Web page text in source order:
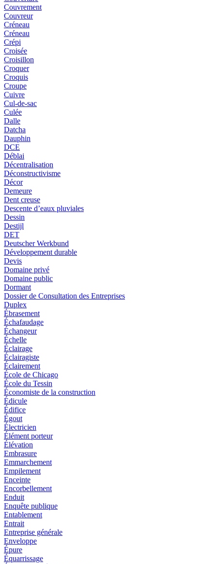
Couvrement
Couvreur
Créneau
Créneau
Crépi
Croisée
Croisillon
Croquer
Croquis
Croupe
Cuivre
Cul-de-sac
Culée
Dalle
Datcha
Dauphin
DCE
Déblai
Décentralisation
Déconstructivisme
Décor
Demeure
Dent creuse
Descente d’eaux pluviales
Dessin
Destijl
DET
Deutscher Werkbund
Développement durable
Devis
Domaine privé
Domaine public
Dormant
Dossier de Consultation des Entreprises
Duplex
Ébrasement
Échafaudage
Échangeur
Échelle
Éclairage
Éclairagiste
Éclairement
École de Chicago
École du Tessin
Économiste de la construction
Édicule
Édifice
Égout
Électricien
Élément porteur
Élévation
Embrasure
Emmarchement
Empilement
Enceinte
Encorbellement
Enduit
Enquête publique
Entablement
Entrait
Entreprise générale
Enveloppe
Épure
Équarrissage